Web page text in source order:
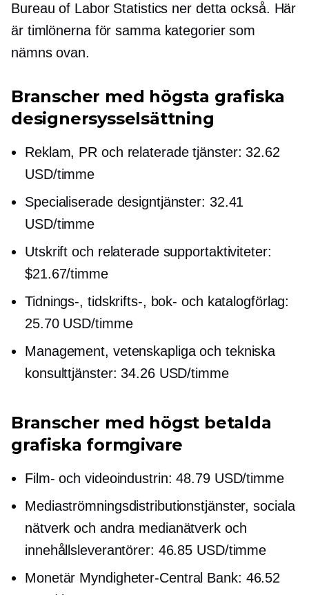
Bureau of Labor Statistics ner detta också. Här
är timlönerna för samma kategorier som
nämns ovan.
Branscher med högsta grafiska
designersysselsättning
Reklam, PR och relaterade tjänster: 32.62
USD/timme
Specialiserade designtjänster: 32.41
USD/timme
Utskrift och relaterade supportaktiviteter:
$21.67/timme
Tidnings-, tidskrifts-, bok- och katalogförlag:
25.70 USD/timme
Management, vetenskapliga och tekniska
konsulttjänster: 34.26 USD/timme
Branscher med högst betalda
grafiska formgivare
Film- och videoindustrin: 48.79 USD/timme
Mediaströmningsdistributionstjänster, sociala
nätverk och andra medianätverk och
innehållsleverantörer: 46.85 USD/timme
Monetär Myndigheter-Central Bank: 46.52